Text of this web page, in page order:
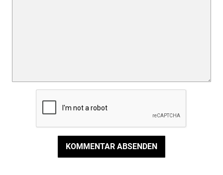
KOMMENTAR ABSENDEN